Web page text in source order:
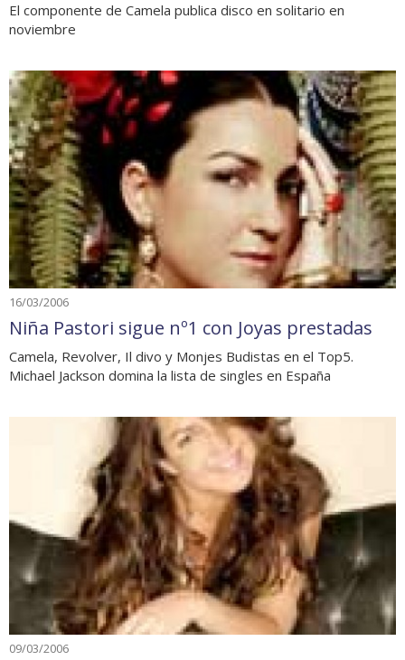
El componente de Camela publica disco en solitario en
noviembre
16/03/2006
Niña Pastori sigue nº1 con Joyas prestadas
Camela, Revolver, Il divo y Monjes Budistas en el Top5.
Michael Jackson domina la lista de singles en España
09/03/2006